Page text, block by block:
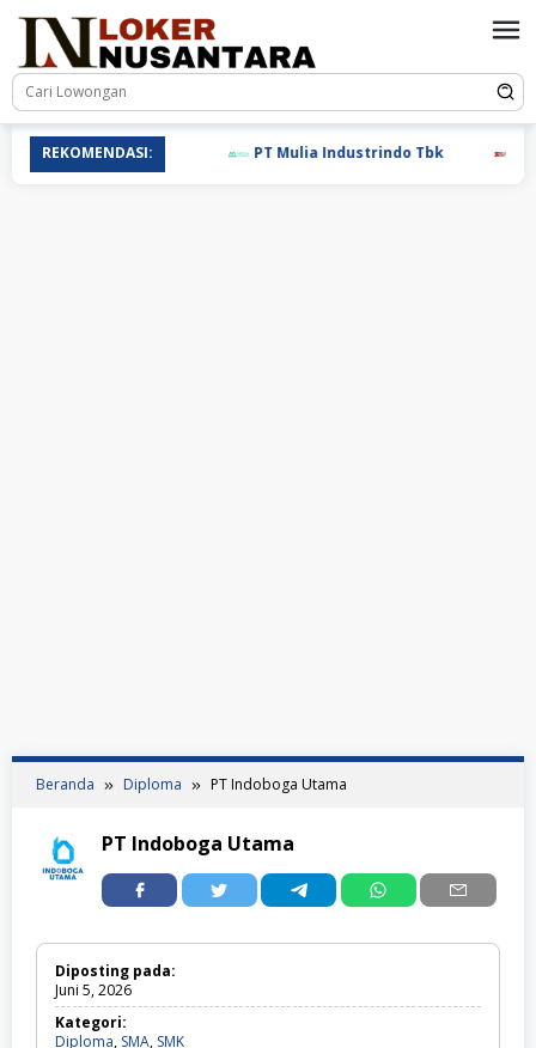
REKOMENDASI: PT Mulia Industrindo Tbk PT
Beranda Diploma PT Indoboga Utama
PT Indoboga Utama
Diposting pada:
Juni 5, 2026
Kategori:
Diploma, SMA, SMKDiploma,